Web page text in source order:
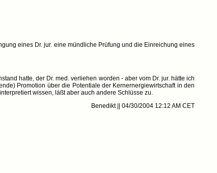
eines Dr. jur. eine mündliche Prüfung und die Einreichung eines
hatte, der Dr. med. verliehen worden - aber vom Dr. jur. hätte ich
Promotion über die Potentiale der Kernernergiewirtschaft in den
wissen, läßt aber auch andere Schlüsse zu.
Benedikt || 04/30/2004 12:12 AM CET